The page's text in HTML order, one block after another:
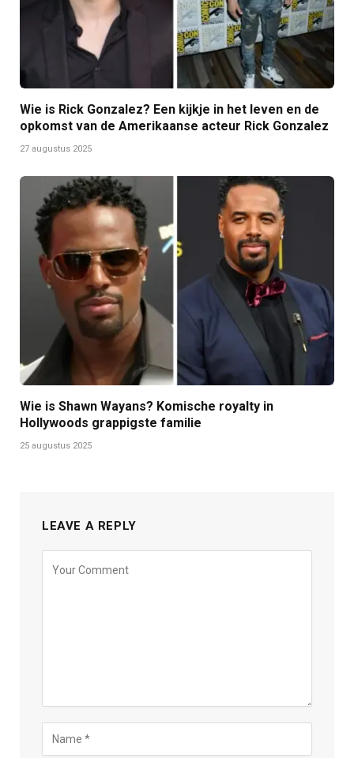
Wie is Rick Gonzalez? Een kijkje in het leven en de
opkomst van de Amerikaanse acteur Rick Gonzalez
27 augustus 2025
Wie is Shawn Wayans? Komische royalty in
Hollywoods grappigste familie
25 augustus 2025
LEAVE A REPLY